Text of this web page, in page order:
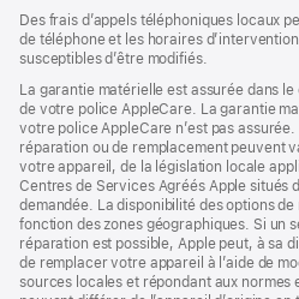
nouvelle
fenêtre)
une
nouvelle
fenêtre)
une
nouvelle
Des frais d’appels téléphoniques locaux
de téléphone et les horaires
susceptibles d’être modifiés.
La garantie matérielle est assurée dans
de votre police AppleCare. La garantie
votre police AppleCare n’est pas
réparation ou de remplacement peuvent
votre appareil, de la législation locale
Centres de Services Agréés Apple situés
demandée. La disponibilité des options
fonction des zones géographiques. Si un
réparation est possible, Apple peut, à sa
de remplacer votre appareil à l’aide de
sources locales et répondant aux normes